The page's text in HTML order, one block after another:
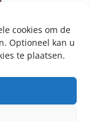
cookies om de
Optioneel kan u
te plaatsen.